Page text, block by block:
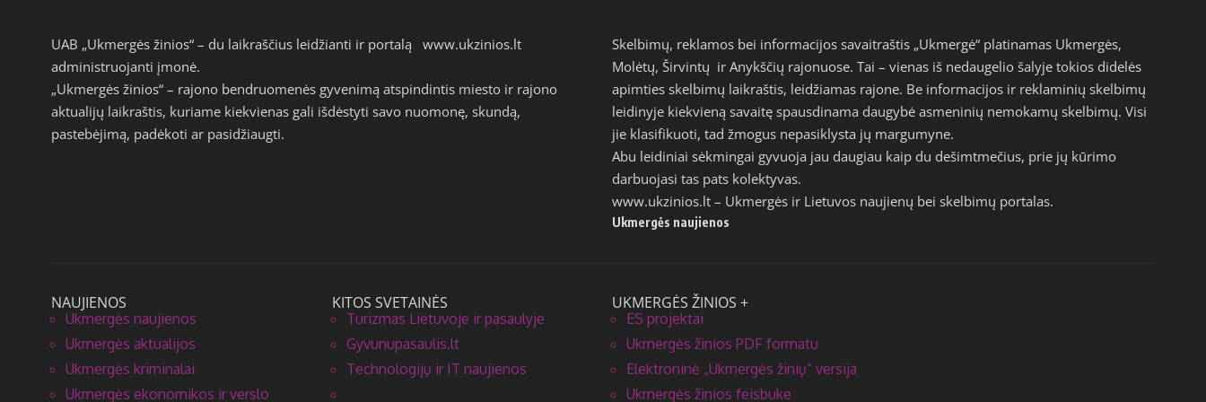
UAB „Ukmergės žinios“ – du laikraščius leidžianti ir portalą www.ukzinios.lt
administruojanti įmonė.
„Ukmergės žinios“ – rajono bendruomenės gyvenimą atspindintis miesto ir rajono
aktualijų laikraštis, kuriame kiekvienas gali išdėstyti savo nuomonę, skundą,
pastebėjimą, padėkoti ar pasidžiaugti.
Skelbimų, reklamos bei informacijos savaitraštis „Ukmergė“ platinamas Ukmergės,
Molėtų, Širvintų ir Anykščių rajonuose. Tai – vienas iš nedaugelio šalyje tokios didelės
apimties skelbimų laikraštis, leidžiamas rajone. Be informacijos ir reklaminių skelbimų
leidinyje kiekvieną savaitę spausdinama daugybė asmeninių nemokamų skelbimų. Visi
jie klasifikuoti, tad žmogus nepasiklysta jų margumyne.
Abu leidiniai sėkmingai gyvuoja jau daugiau kaip du dešimtmečius, prie jų kūrimo
darbuojasi tas pats kolektyvas.
www.ukzinios.lt – Ukmergės ir Lietuvos naujienų bei skelbimų portalas.
Ukmergės naujienos
NAUJIENOS
Ukmergės naujienos
Ukmergės aktualijos
Ukmergės kriminalai
Ukmergės ekonomikos ir verslo
KITOS SVETAINĖS
Turizmas Lietuvoje ir pasaulyje
Gyvunupasaulis.lt
Technologijų ir IT naujienos
UKMERGĖS ŽINIOS +
ES projektai
Ukmergės žinios PDF formatu
Elektroninė „Ukmergės žinių” versija
Ukmergės žinios feisbuke